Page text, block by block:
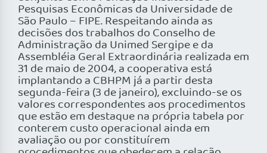
Pesquisas Econômicas da Universidade de
São Paulo – FIPE. Respeitando ainda as
decisões dos trabalhos do Conselho de
Administração da Unimed Sergipe e da
Assembléia Geral Extraordinária realizada em
31 de maio de 2004, a cooperativa está
implantando a CBHPM já a partir desta
segunda-feira (3 de janeiro), excluindo-se os
valores correspondentes aos procedimentos
que estão em destaque na própria tabela por
conterem custo operacional ainda em
avaliação ou por constituírem